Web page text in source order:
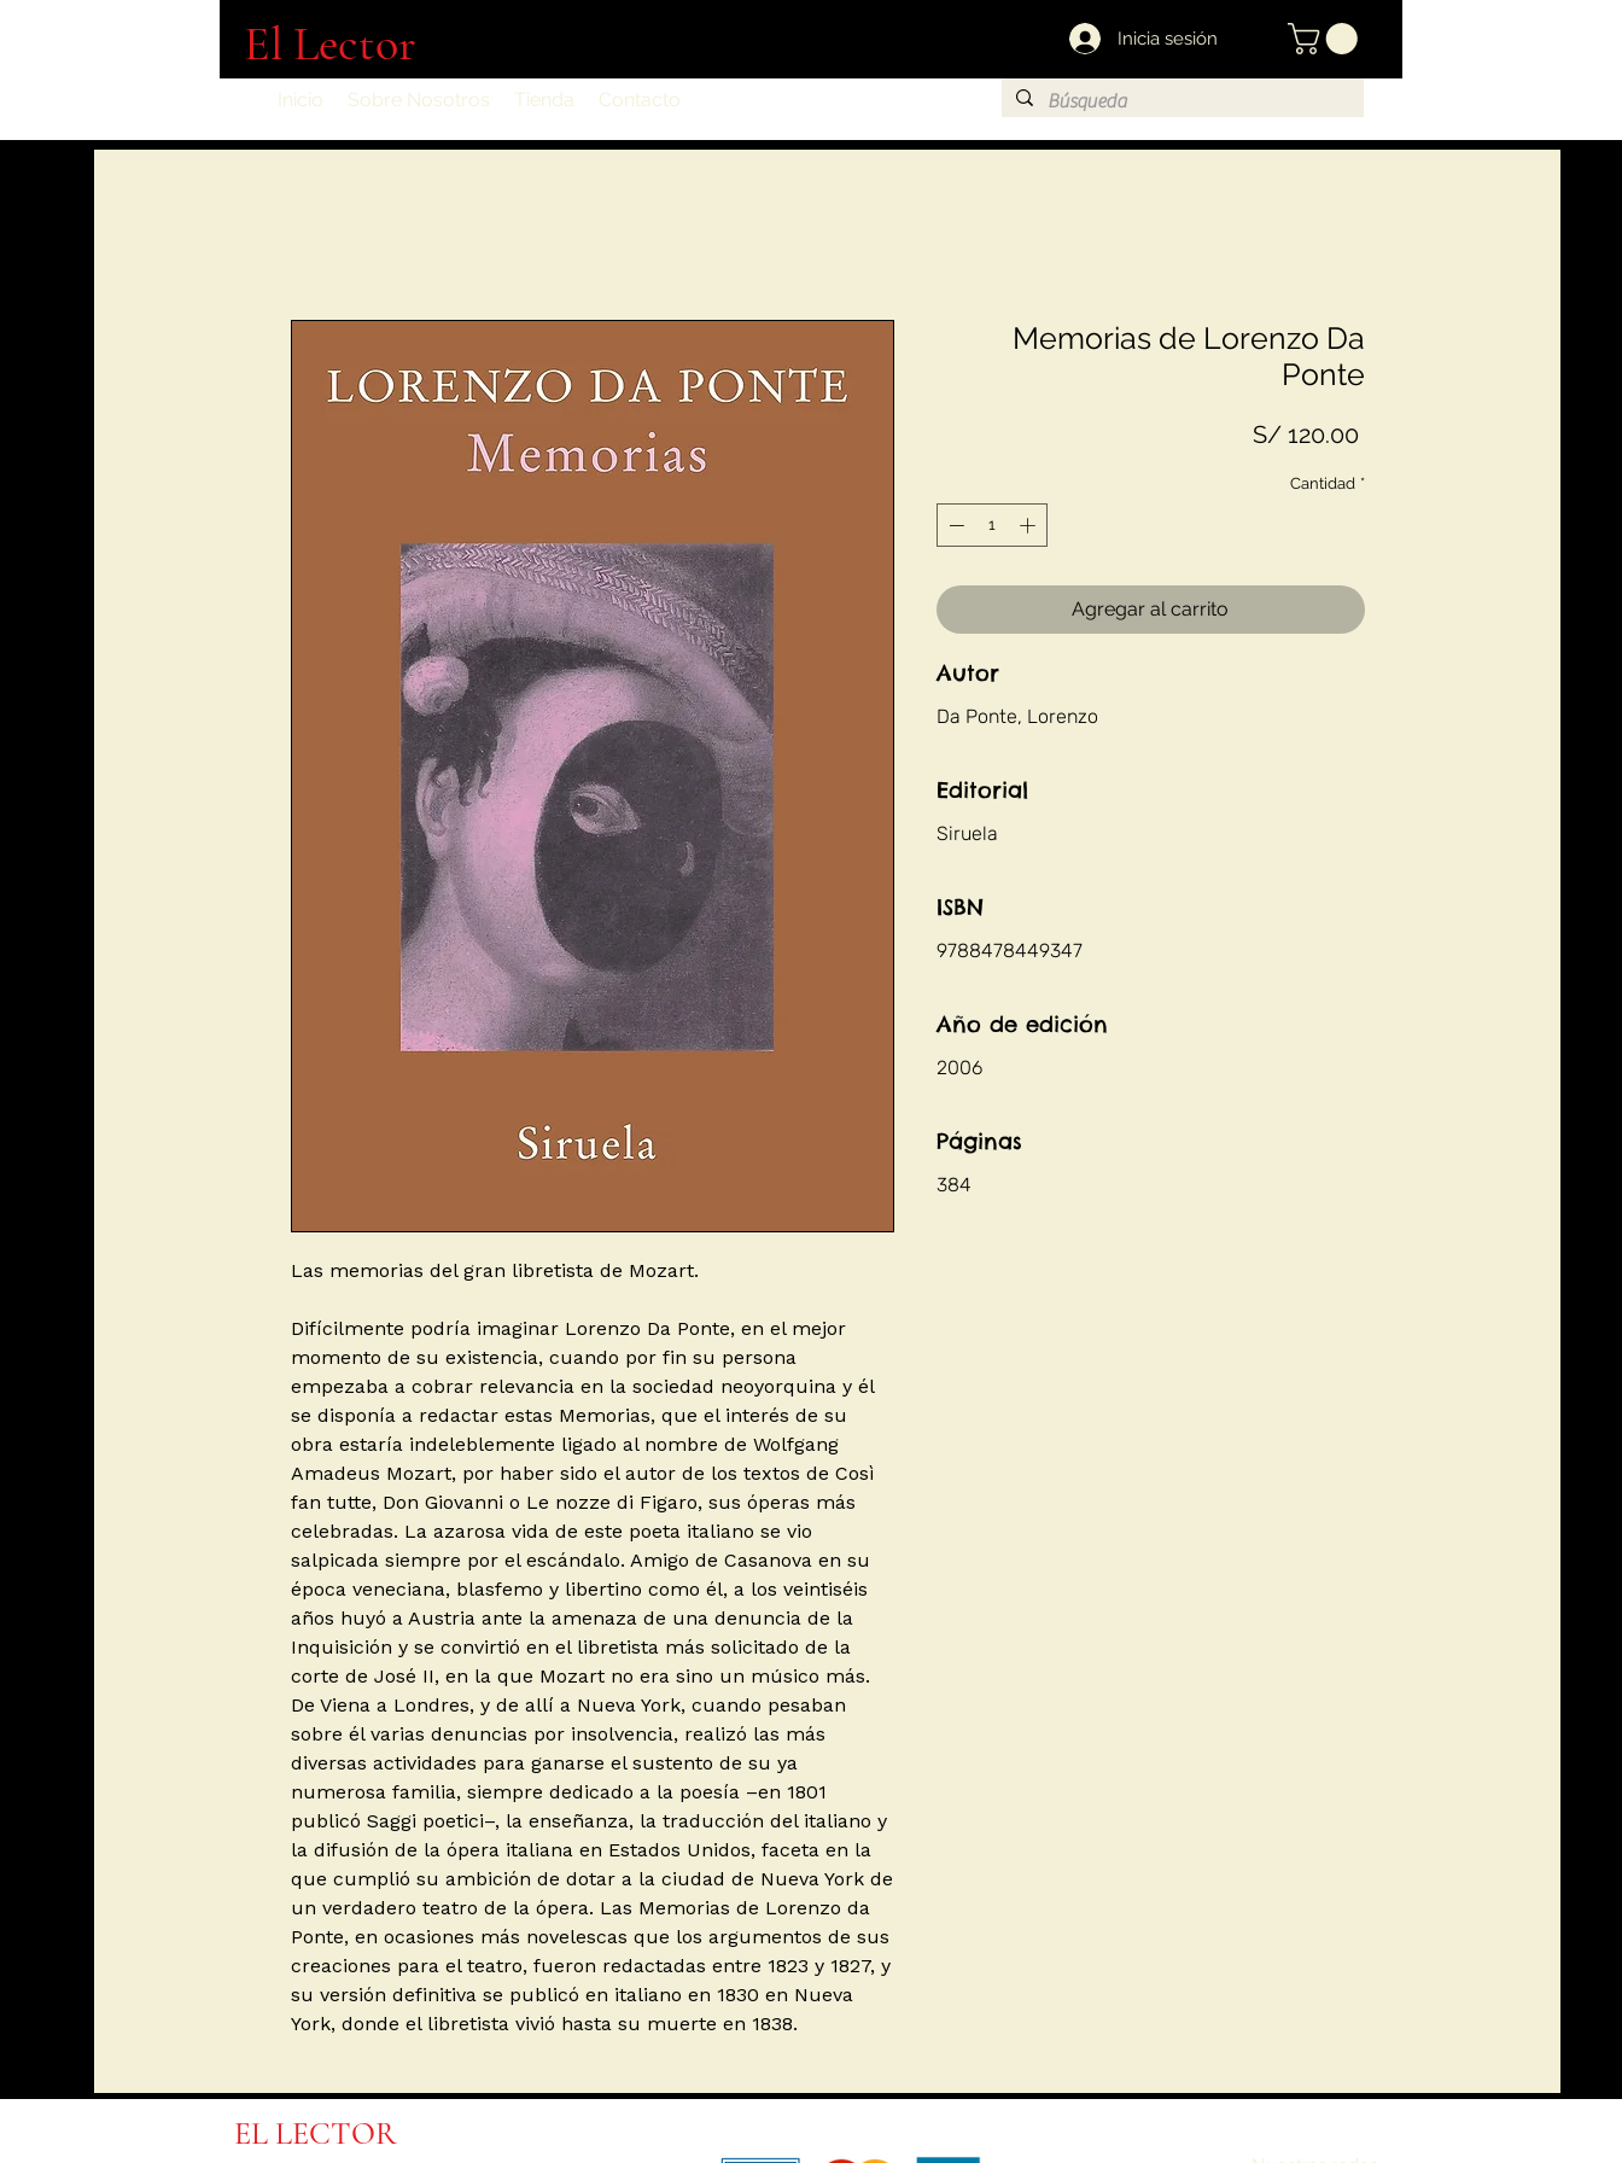
El Lector Inicia sesión
Inicio Sobre Nosotros Tienda Contacto
Las memorias del gran libretista de Mozart.
Difícilmente podría imaginar Lorenzo Da Ponte, en el mejor
momento de su existencia, cuando por fin su persona
empezaba a cobrar relevancia en la sociedad neoyorquina y él
se disponía a redactar estas Memorias, que el interés de su
obra estaría indeleblemente ligado al nombre de Wolfgang
Amadeus Mozart, por haber sido el autor de los textos de Così
fan tutte, Don Giovanni o Le nozze di Figaro, sus óperas más
celebradas. La azarosa vida de este poeta italiano se vio
salpicada siempre por el escándalo. Amigo de Casanova en su
época veneciana, blasfemo y libertino como él, a los veintiséis
años huyó a Austria ante la amenaza de una denuncia de la
Inquisición y se convirtió en el libretista más solicitado de la
corte de José II, en la que Mozart no era sino un músico más.
De Viena a Londres, y de allí a Nueva York, cuando pesaban
sobre él varias denuncias por insolvencia, realizó las más
diversas actividades para ganarse el sustento de su ya
numerosa familia, siempre dedicado a la poesía –en 1801
publicó Saggi poetici–, la enseñanza, la traducción del italiano y
la difusión de la ópera italiana en Estados Unidos, faceta en la
que cumplió su ambición de dotar a la ciudad de Nueva York de
un verdadero teatro de la ópera. Las Memorias de Lorenzo da
Ponte, en ocasiones más novelescas que los argumentos de sus
creaciones para el teatro, fueron redactadas entre 1823 y 1827, y
su versión definitiva se publicó en italiano en 1830 en Nueva
York, donde el libretista vivió hasta su muerte en 1838.
Memorias de Lorenzo Da
Ponte
S/ 120.00Precio
Cantidad *
Agregar al carrito
Autor
Da Ponte, Lorenzo
Editorial
Siruela
ISBN
9788478449347
Año de edición
2006
Páginas
384
EL LECTOR